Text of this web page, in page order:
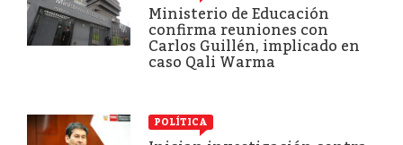
Ministerio de Educación
confirma reuniones con
Carlos Guillén, implicado en
caso Qali Warma
POLÍTICA